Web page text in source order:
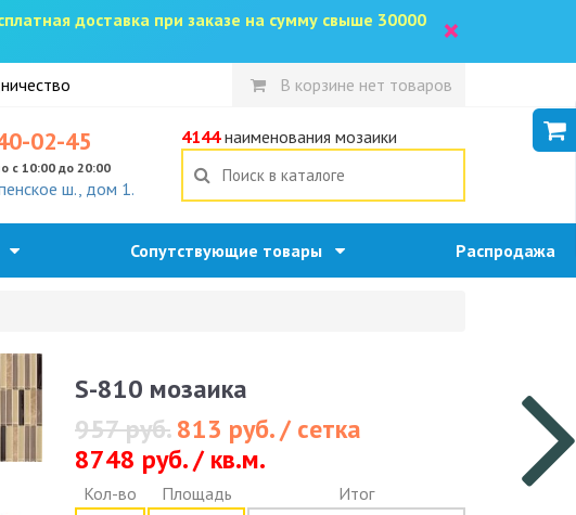
доставка при заказе на сумму свыше 30000
×
В корзине нет товаров
02-45
с 10:00 до 20:00
ш., дом 1.
4144наименования мозаики
Сопутствующие товары Распродажа
S-810 мозаика
957 руб.813 руб. / сетка
8748 руб. / кв.м.
Кол-во Площадь Итог